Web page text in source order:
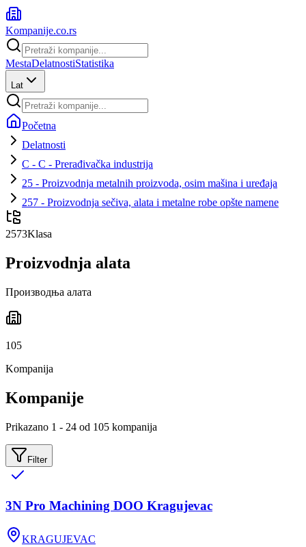
Kompanije.co.rs
MestaDelatnostiStatistika
Lat
Početna
Delatnosti
C - C - Prerađivačka industrija
25 - Proizvodnja metalnih proizvoda, osim mašina i uređaja
257 - Proizvodnja sečiva, alata i metalne robe opšte namene
2573Klasa
Proizvodnja alata
Производња алата
105
Kompanija
Kompanije
Prikazano 1 - 24 od 105 kompanija
Filter
3N Pro Machining DOO Kragujevac
KRAGUJEVAC